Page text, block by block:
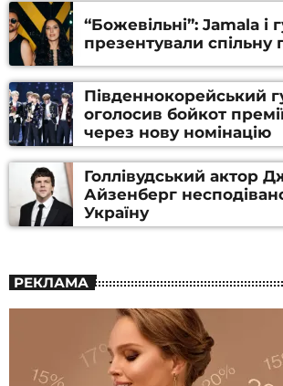
“Божевільні”: Jamala і
презентували спільну
Південнокорейський
оголосив бойкот
через нову номінацію
Голлівудський актор
Айзенберг
Україну
РЕКЛАМА